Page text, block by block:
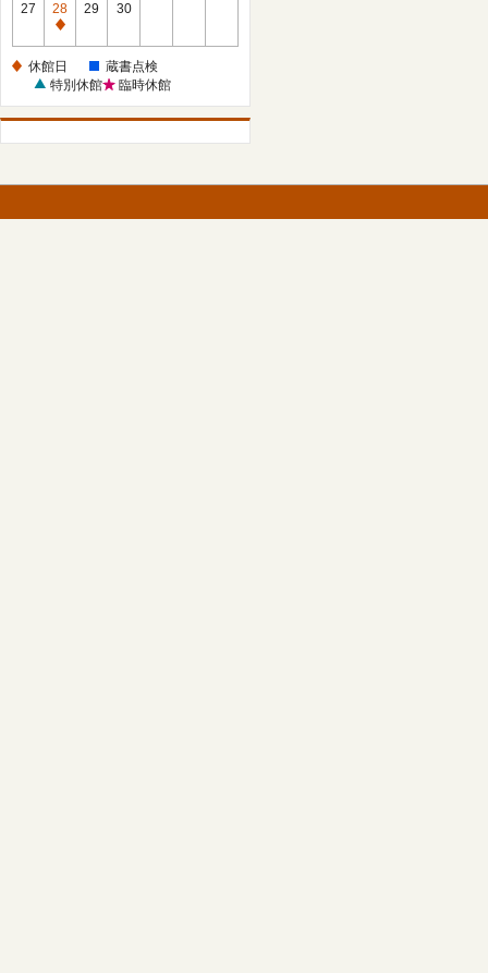
27
28
休
日
29 30
休館日
蔵書点検
特別休館
臨時休館